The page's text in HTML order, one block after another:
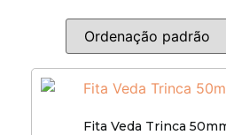
Fita Veda Trinca